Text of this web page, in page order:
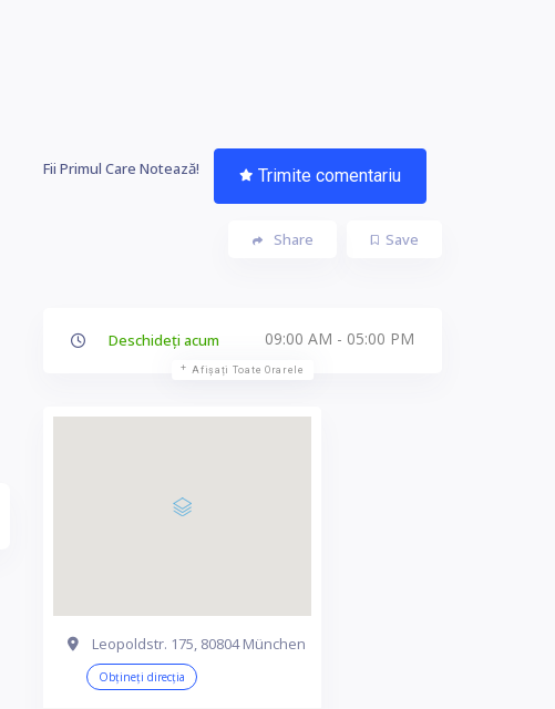
Fii Primul Care Notează! Trimite comentariu
Save
Share
Deschideți acum 09:00 AM - 05:00 PM
Afișați Toate Orarele
Leopoldstr. 175, 80804 München
Obțineți direcția